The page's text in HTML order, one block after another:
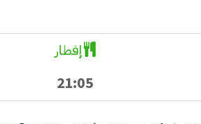
إفطار
21:05